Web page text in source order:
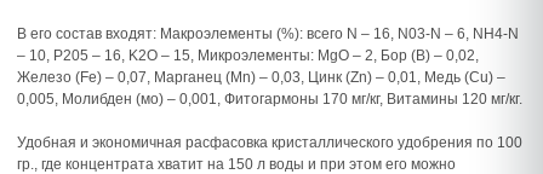
В его состав входят: Макроэлементы (%): всего N – 16, N03-N – 6, NH4-N
– 10, P205 – 16, K2О – 15, Микроэлементы: MgO – 2, Бор (В) – 0,02,
Железо (Fe) – 0,07, Марганец (Мn) – 0,03, Цинк (Zn) – 0,01, Медь (Cu) –
0,005, Молибден (мо) – 0,001, Фитогармоны 170 мг/кг, Витамины 120 мг/кг.
Удобная и экономичная расфасовка кристаллического удобрения по 100
гр., где концентрата хватит на 150 л воды и при этом его можно